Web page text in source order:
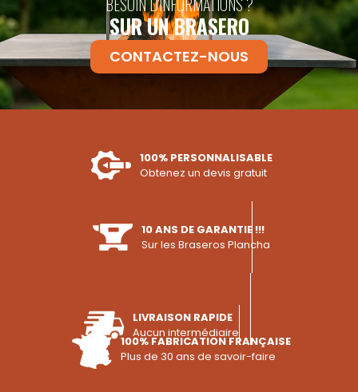
SUR UN BRASERO
CONTACTEZ-NOUS
100% PERSONNALISABLE
Obtenez un devis gratuit
10 ANS DE GARANTIE !!!
Sur les Braseros Plancha
LIVRAISON RAPIDE
Aucun intermédiaire
100% FABRICATION FRANÇAISE
Plus de 30 ans de savoir-faire